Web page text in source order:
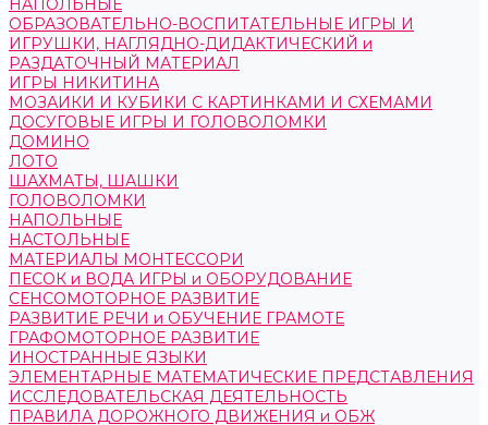
НАПОЛЬНЫЕ
ОБРАЗОВАТЕЛЬНО-ВОСПИТАТЕЛЬНЫЕ ИГРЫ И
ИГРУШКИ, НАГЛЯДНО-ДИДАКТИЧЕСКИЙ и
РАЗДАТОЧНЫЙ МАТЕРИАЛ
ИГРЫ НИКИТИНА
МОЗАИКИ И КУБИКИ С КАРТИНКАМИ И СХЕМАМИ
ДОСУГОВЫЕ ИГРЫ И ГОЛОВОЛОМКИ
ДОМИНО
ЛОТО
ШАХМАТЫ, ШАШКИ
ГОЛОВОЛОМКИ
НАПОЛЬНЫЕ
НАСТОЛЬНЫЕ
МАТЕРИАЛЫ МОНТЕССОРИ
ПЕСОК и ВОДА ИГРЫ и ОБОРУДОВАНИЕ
СЕНСОМОТОРНОЕ РАЗВИТИЕ
РАЗВИТИЕ РЕЧИ и ОБУЧЕНИЕ ГРАМОТЕ
ГРАФОМОТОРНОЕ РАЗВИТИЕ
ИНОСТРАННЫЕ ЯЗЫКИ
ЭЛЕМЕНТАРНЫЕ МАТЕМАТИЧЕСКИЕ ПРЕДСТАВЛЕНИЯ
ИССЛЕДОВАТЕЛЬСКАЯ ДЕЯТЕЛЬНОСТЬ
ПРАВИЛА ДОРОЖНОГО ДВИЖЕНИЯ и ОБЖ